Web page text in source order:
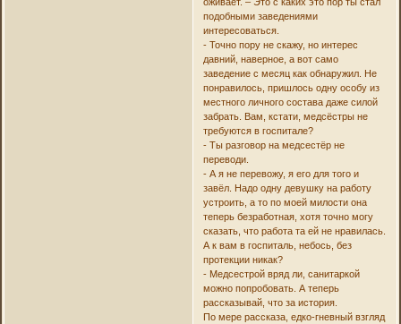
подобными заведениями
интересоваться.
- Точно пору не скажу, но интерес
давний, наверное, а вот само
заведение с месяц как обнаружил. Не
понравилось, пришлось одну особу из
местного личного состава даже силой
забрать. Вам, кстати, медсёстры не
требуются в госпитале?
- Ты разговор на медсестёр не
переводи.
- А я не перевожу, я его для того и
завёл. Надо одну девушку на работу
устроить, а то по моей милости она
теперь безработная, хотя точно могу
сказать, что работа та ей не нравилась.
А к вам в госпиталь, небось, без
протекции никак?
- Медсестрой вряд ли, санитаркой
можно попробовать. А теперь
рассказывай, что за история.
По мере рассказа, едко-гневный взгляд